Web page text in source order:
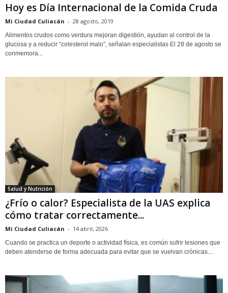
Hoy es Día Internacional de la Comida Cruda
Mi Ciudad Culiacán - 28 agosto, 2019
Alimentos crudos como verdura mejoran digestión, ayudan al control de la
glucosa y a reducir “colesterol malo”, señalan especialistas El 28 de agosto se
conmemora...
Salud y Nutrición
¿Frío o calor? Especialista de la UAS explica
cómo tratar correctamente...
Mi Ciudad Culiacán - 14 abril, 2026
Cuando se practica un deporte o actividad física, es común sufrir lesiones que
deben atenderse de forma adecuada para evitar que se vuelvan crónicas....